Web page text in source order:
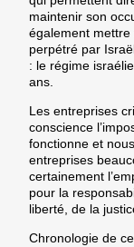
maintenir son
également
perpétré par
: le régime
ans.
Les entreprises
conscience
fonctionne et
entreprises
certainement
pour la
liberté, de la
Chronologie de